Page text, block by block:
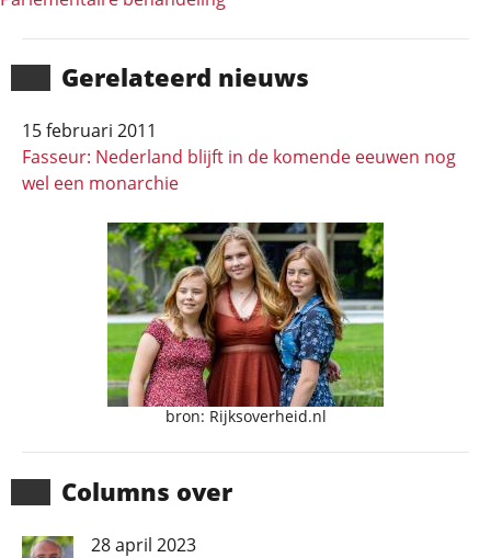
Gerela­teerd nieuws
15 februari 2011
Fasseur: Nederland blijft in de komende eeuwen nog
wel een monarchie
bron: Rijksoverheid.nl
Columns over
28 april 2023